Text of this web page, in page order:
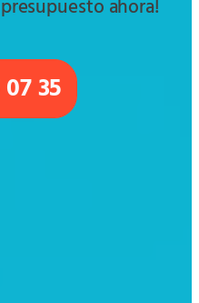
ahora!
35